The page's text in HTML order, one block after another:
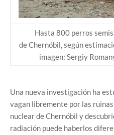
Hasta 800 perros
deChernóbil, según
imagen: Sergiy
Una nueva investigación ha
vagan libremente por las
nuclear de Chernóbil y
radiación puede haberlos